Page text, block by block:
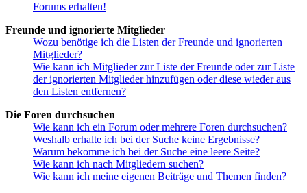
Forums erhalten!
Freunde und ignorierte Mitglieder
Wozu benötige ich die Listen der Freunde und ignorierten
Mitglieder?
Wie kann ich Mitglieder zur Liste der Freunde oder zur Liste
der ignorierten Mitglieder hinzufügen oder diese wieder aus
den Listen entfernen?
Die Foren durchsuchen
Wie kann ich ein Forum oder mehrere Foren durchsuchen?
Weshalb erhalte ich bei der Suche keine Ergebnisse?
Warum bekomme ich bei der Suche eine leere Seite?
Wie kann ich nach Mitgliedern suchen?
Wie kann ich meine eigenen Beiträge und Themen finden?